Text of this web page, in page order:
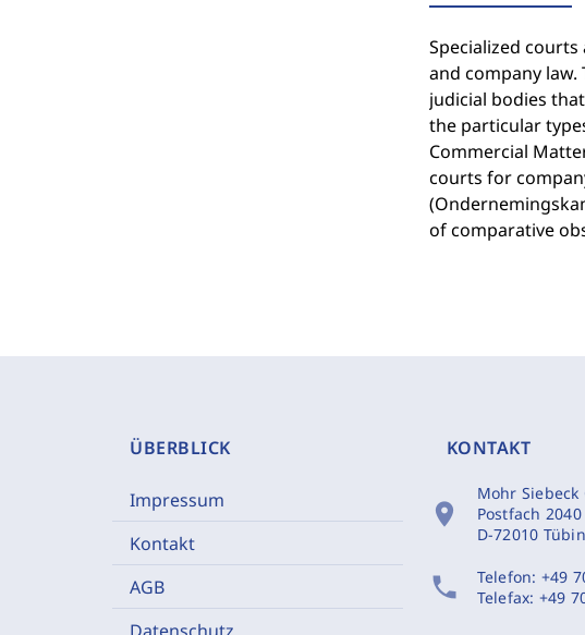
Specialized
and company
judicial bodies
the particular
Commercial
courts for
of comparative
ÜBERBLICK
Impressum
Kontakt
AGB
Datenschutz
KONTAKT
location_on
Mohr Siebeck
Postfach 2040
D-72010
phone Telefon: +49
Telefax: +49